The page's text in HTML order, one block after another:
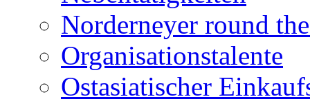
Norderneyer round
Organisationstalente
Ostasiatischer